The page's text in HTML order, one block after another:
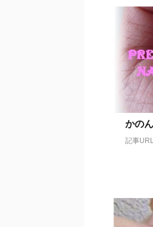
かの
記事